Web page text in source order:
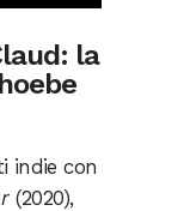
la
indie con
(2020),